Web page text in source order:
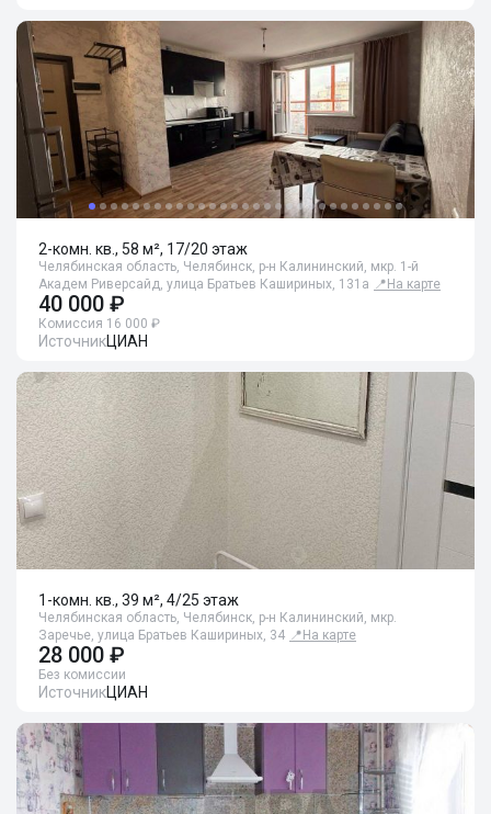
2-комн. кв., 58 м², 17/20 этаж
Челябинская область, Челябинск, р-н Калининский, мкр. 1-й
Академ Риверсайд, улица Братьев Кашириных, 131а 📍 На карте
40 000 ₽
Комиссия 16 000 ₽
ИсточникЦИАН
1-комн. кв., 39 м², 4/25 этаж
Челябинская область, Челябинск, р-н Калининский, мкр.
Заречье, улица Братьев Кашириных, 34 📍 На карте
28 000 ₽
Без комиссии
ИсточникЦИАН